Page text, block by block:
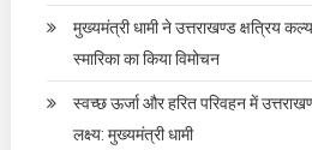
मुख्यमंत्री धामी ने उत्तराखण्ड क्षत्रिय
स्मारिका का किया विमोचन
स्वच्छ ऊर्जा और हरित परिवहन में
लक्ष्य: मुख्यमंत्री धामी